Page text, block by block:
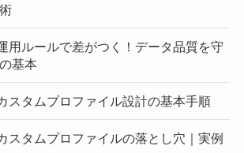
用ルールで差がつく！データ品質を守
基本
スタムプロファイル設計の基本手順
スタムプロファイルの落とし穴｜実例